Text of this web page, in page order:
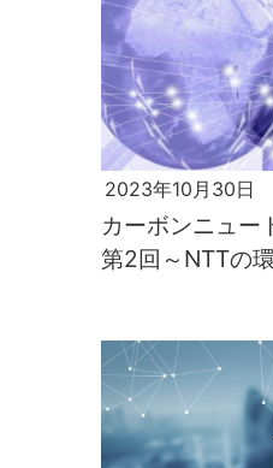
2023年10月30日
カーボンニュー
第2回～NTTの